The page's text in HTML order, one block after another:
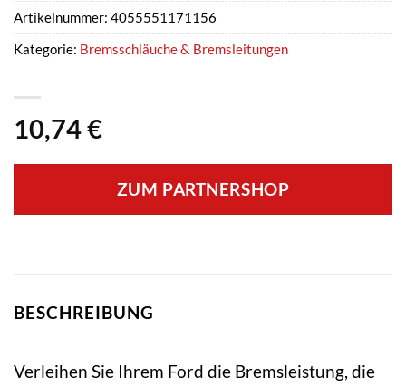
10,74€
ZUM PARTNERSHOP
Artikelnummer: 4055551171156
Kategorie: Bremsschläuche & Bremsleitungen
BESCHREIBUNG
Verleihen Sie Ihrem Ford die Bremsleistung, die